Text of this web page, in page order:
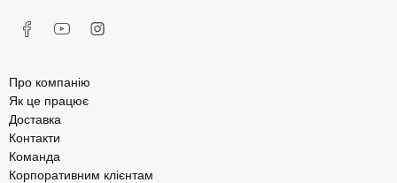
Про компанію
Як це працює
Доставка
Контакти
Команда
Корпоративним клієнтам